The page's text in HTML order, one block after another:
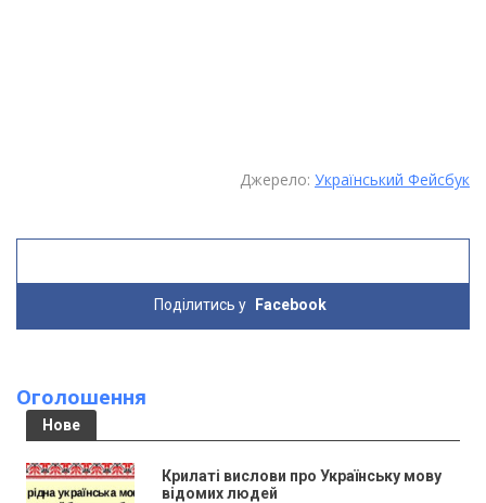
Джерело: Український Фейсбук
Поділитись у Facebook
Оголошення
Нове
Крилаті вислови про Українську мову
відомих людей